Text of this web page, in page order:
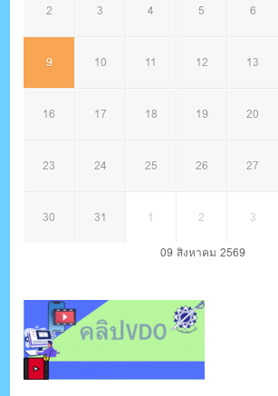
2 3 4 5 6
9 10 11 12 13
16 17 18 19 20
23 24 25 26 27
30 31 1 2 3
09 สิงหาคม 2569